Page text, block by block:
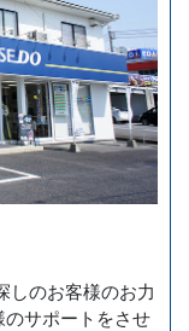
しのお客様のお力
サポートをさせ